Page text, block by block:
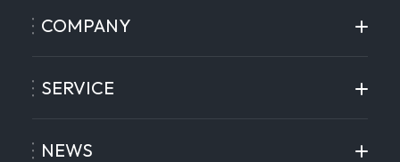
COMPANY
SERVICE
NEWS